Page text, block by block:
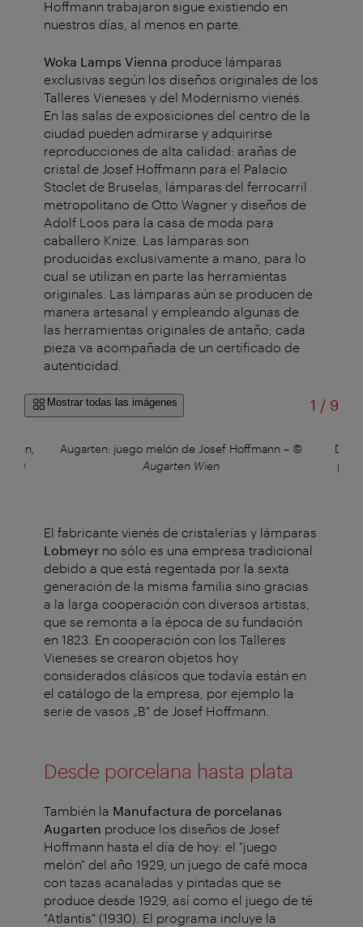
Hoffmann trabajaron sigue existiendo en
nuestros días, al menos en parte.
Woka Lamps Vienna produce lámparas
exclusivas según los diseños originales de los
Talleres Vieneses y del Modernismo vienés.
En las salas de exposiciones del centro de la
ciudad pueden admirarse y adquirirse
reproducciones de alta calidad: arañas de
cristal de Josef Hoffmann para el Palacio
Stoclet de Bruselas, lámparas del ferrocarril
metropolitano de Otto Wagner y diseños de
Adolf Loos para la casa de moda para
caballero Knize. Las lámparas son
producidas exclusivamente a mano, para lo
cual se utilizan en parte las herramientas
originales. Las lámparas aún se producen de
manera artesanal y empleando algunas de
las herramientas originales de antaño; cada
pieza va acompañada de un certificado de
autenticidad.
Mostrar todas las imágenes 1 /de
9
©
Augarten: juego melón de Josef Hoffmann – ©
Augarten Wien
El fabricante vienés de cristalerías y lámparas
Lobmeyr no sólo es una empresa tradicional
debido a que está regentada por la sexta
generación de la misma familia sino gracias
a la larga cooperación con diversos artistas,
que se remonta a la época de su fundación
en 1823. En cooperación con los Talleres
Vieneses se crearon objetos hoy
considerados clásicos que todavía están en
el catálogo de la empresa, por ejemplo la
serie de vasos „B" de Josef Hoffmann.
Desde porcelana hasta plata
También la Manufactura de porcelanas
Augarten produce los diseños de Josef
Hoffmann hasta el día de hoy: el "juego
melón" del año 1929, un juego de café moca
con tazas acanaladas y pintadas que se
produce desde 1929, así como el juego de té
"Atlantis" (1930). El programa incluye la